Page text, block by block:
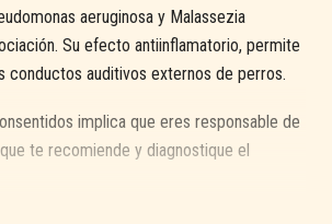
aeruginosa y Malassezia
Su efecto antiinflamatorio, permite
conductos auditivos externos de perros.
implica que eres responsable de
te recomiende y diagnostique el